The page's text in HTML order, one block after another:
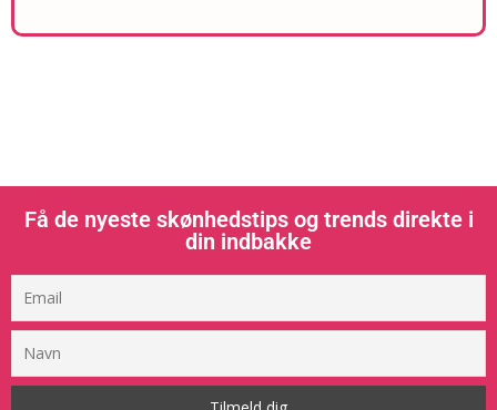
Få de nyeste skønhedstips og trends direkte i
din indbakke